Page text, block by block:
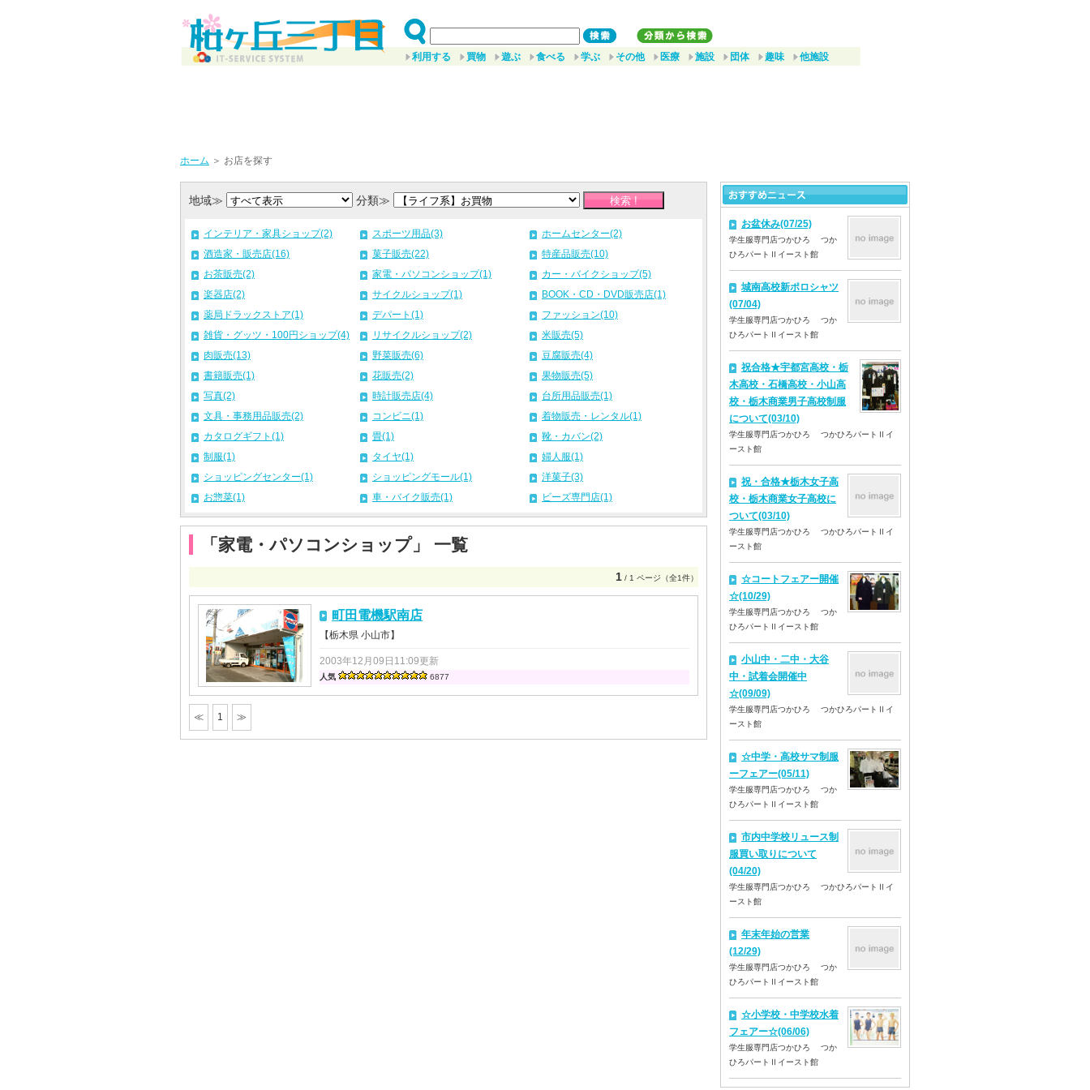
利用する 買物 遊ぶ 食べる 学ぶ その他 医療 施設 団体 趣味 他施設
ホーム ＞ お店を探す
地域≫ 分類≫
インテリア・家具ショップ(2) スポーツ用品(3)
ホームセンター(2)
酒造家・販売店(16)
菓子販売(22)
特産品販売(10)
お茶販売(2)
家電・パソコンショップ(1)
カー・バイクショップ(5)
楽器店(2)
サイクルショップ(1)
BOOK・CD・DVD販売店(1)
薬局ドラックストア(1)
デパート(1)
ファッション(10)
雑貨・グッツ・100円ショップ(4)
リサイクルショップ(2)
米販売(5)
肉販売(13)
野菜販売(6)
豆腐販売(4)
書籍販売(1)
花販売(2)
果物販売(5)
写真(2)
時計販売店(4)
台所用品販売(1)
文具・事務用品販売(2)
コンビニ(1)
着物販売・レンタル(1)
カタログギフト(1)
畳(1)
靴・カバン(2)
制服(1)
タイヤ(1)
婦人服(1)
ショッピングセンター(1)
ショッピングモール(1)
洋菓子(3)
お惣菜(1)
車・バイク販売(1) ビーズ専門店(1)
「家電・パソコンショップ」 一覧
1 / 1 ページ（全1件）
町田電機駅南店
【栃木県 小山市】
2003年12月09日11:09更新
人気 6877
≪ 1 ≫
お盆休み(07/25)
学生服専門店つかひろ つか
ひろパートⅡイースト館
城南高校新ポロシャツ
(07/04)
学生服専門店つかひろ つか
ひろパートⅡイースト館
祝合格★宇都宮高校・栃
木高校・石橋高校・小山高
校・栃木商業男子高校制服
について(03/10)
学生服専門店つかひろ つかひろパートⅡイ
ースト館
祝・合格★栃木女子高
校・栃木商業女子高校に
ついて(03/10)
学生服専門店つかひろ つかひろパートⅡイ
ースト館
☆コートフェアー開催
☆(10/29)
学生服専門店つかひろ つか
ひろパートⅡイースト館
小山中・二中・大谷
中・試着会開催中
☆(09/09)
学生服専門店つかひろ つかひろパートⅡイ
ースト館
☆中学・高校サマ制服
ーフェアー(05/11)
学生服専門店つかひろ つか
ひろパートⅡイースト館
市内中学校リュース制
服買い取りについて
(04/20)
学生服専門店つかひろ つかひろパートⅡイ
ースト館
年末年始の営業
(12/29)
学生服専門店つかひろ つか
ひろパートⅡイースト館
☆小学校・中学校水着
フェアー☆(06/06)
学生服専門店つかひろ つか
ひろパートⅡイースト館